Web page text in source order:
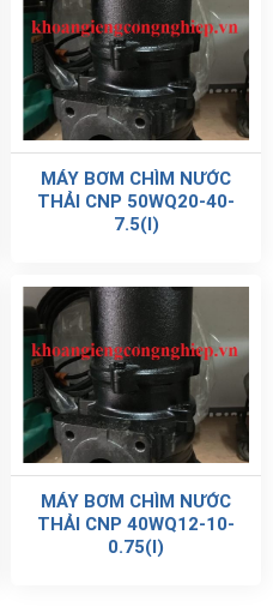
MÁY BƠM CHÌM NƯỚC
THẢI CNP 50WQ20-40-
7.5(I)
MÁY BƠM CHÌM NƯỚC
THẢI CNP 40WQ12-10-
0.75(I)